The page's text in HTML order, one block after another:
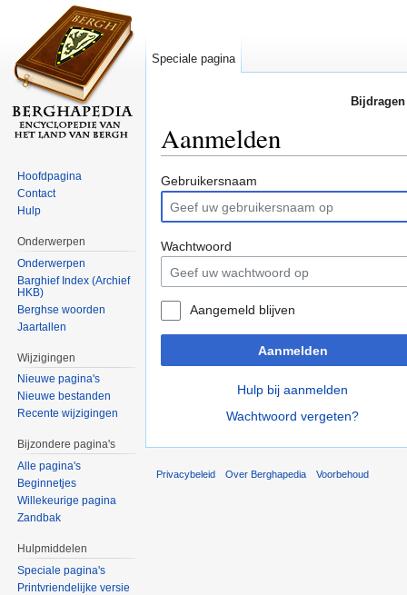
Aanmelden
Gebruikersnaam
Wachtwoord
Aangemeld blijven
Aanmelden
Hulp bij aanmelden
Wachtwoord vergeten?
Speciale pagina
Hoofdpagina
Contact
Hulp
Onderwerpen
Onderwerpen
Barghief Index (Archief
HKB)
Berghse woorden
Jaartallen
Wijzigingen
Nieuwe pagina's
Nieuwe bestanden
Recente wijzigingen
Bijzondere pagina's
Alle pagina's
Beginnetjes
Willekeurige pagina
Zandbak
Hulpmiddelen
Speciale pagina's
Printvriendelijke versie
Privacybeleid Over Berghapedia Voorbehoud